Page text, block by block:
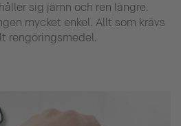
sig jämn och ren längre.
mycket enkel. Allt som krävs
rengöringsmedel.